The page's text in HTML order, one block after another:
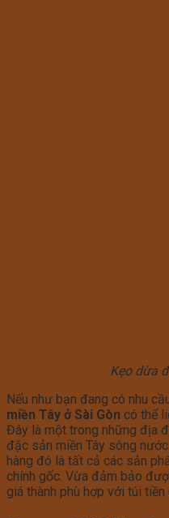
Kẹo dừa
Nếu như bạn đang có nhu
miền Tây ở Sài Gòn có thể
Đây là một trong những địa
đặc sản miền Tây sông
hàng đó là tất cả các sản
chính gốc. Vừa đảm bảo
giá thành phù hợp với túi